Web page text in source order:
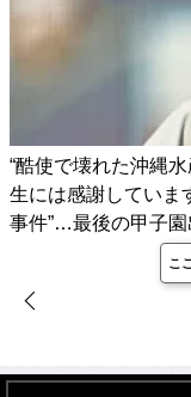
“酷使で壊れた沖縄
生には感謝していま
事件”…最後の甲子園
こ